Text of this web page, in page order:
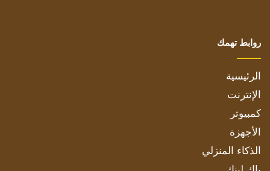
روابط تهمك
الرئيسية
الإنترنت
كمبيوتر
الأجهزة
الذكاء المنزلي